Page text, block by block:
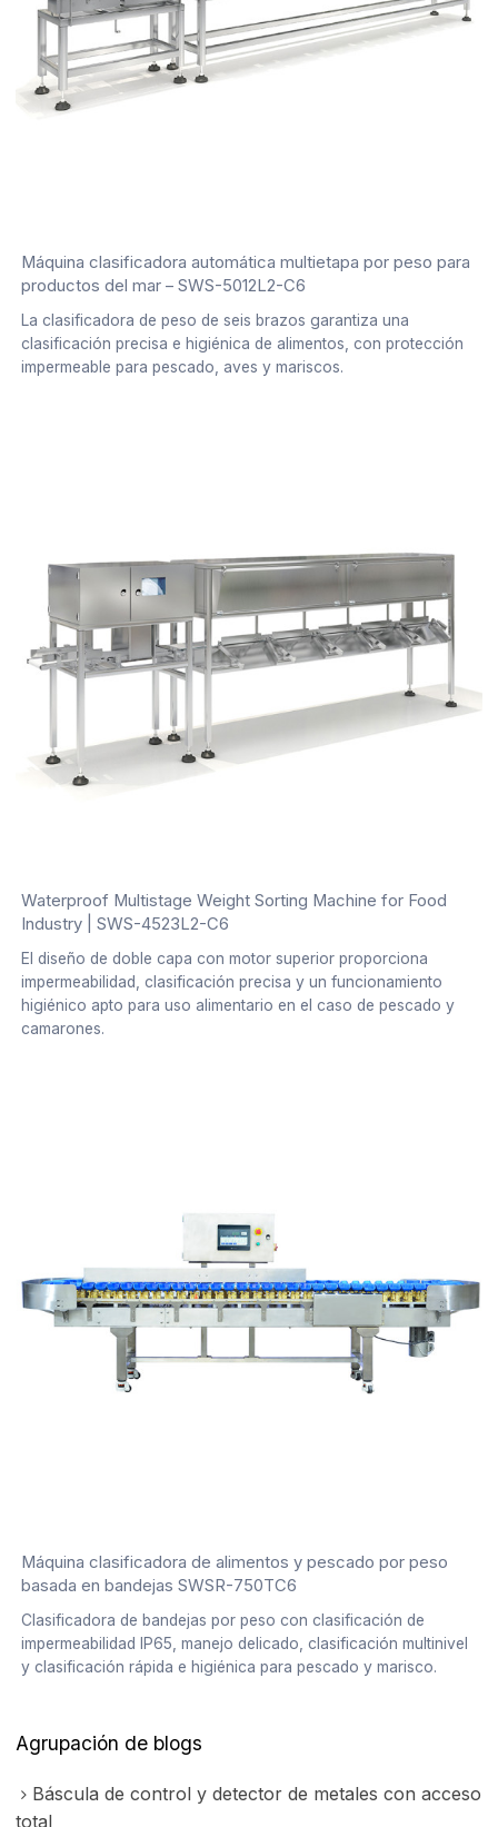
Máquina clasificadora automática multietapa por peso para
productos del mar – SWS-5012L2-C6
La clasificadora de peso de seis brazos garantiza una
clasificación precisa e higiénica de alimentos, con protección
impermeable para pescado, aves y mariscos.
Waterproof Multistage Weight Sorting Machine for Food
Industry | SWS-4523L2-C6
El diseño de doble capa con motor superior proporciona
impermeabilidad, clasificación precisa y un funcionamiento
higiénico apto para uso alimentario en el caso de pescado y
camarones.
Máquina clasificadora de alimentos y pescado por peso
basada en bandejas SWSR-750TC6
Clasificadora de bandejas por peso con clasificación de
impermeabilidad IP65, manejo delicado, clasificación multinivel
y clasificación rápida e higiénica para pescado y marisco.
Agrupación de blogs
Báscula de control y detector de metales con acceso
total